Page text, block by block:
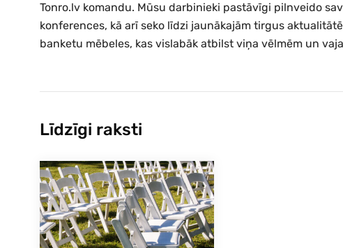
Tonro.lv komandu. Mūsu darbinieki pastāvīgi pilnveido
konferences, kā arī seko līdzi jaunākajām tirgus
banketu mēbeles, kas vislabāk atbilst viņa vēlmēm un
Līdzīgi raksti